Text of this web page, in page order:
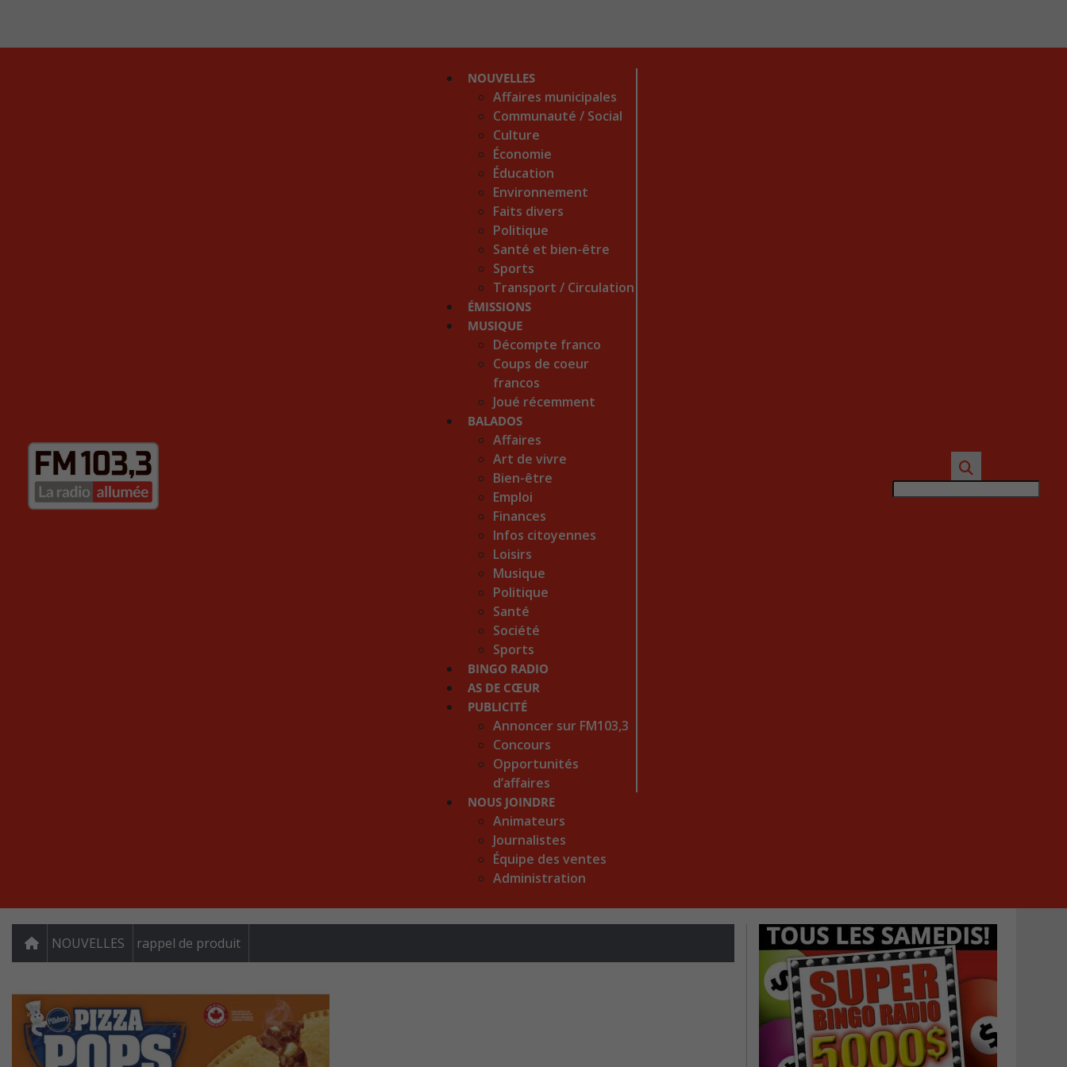
NOUVELLES
Affaires municipales
Communauté / Social
Culture
Économie
Éducation
Environnement
Faits divers
Politique
Santé et bien-être
Sports
Transport / Circulation
ÉMISSIONS
MUSIQUE
Décompte franco
Coups de coeur
francos
Joué récemment
BALADOS
Affaires
Art de vivre
Bien-être
Emploi
Finances
Infos citoyennes
Loisirs
Musique
Politique
Santé
Société
Sports
BINGO RADIO
AS DE CŒUR
PUBLICITÉ
Annoncer sur FM103,3
Concours
Opportunités
d’affaires
NOUS JOINDRE
Animateurs
Journalistes
Équipe des ventes
Administration
NOUVELLES rappel de produit